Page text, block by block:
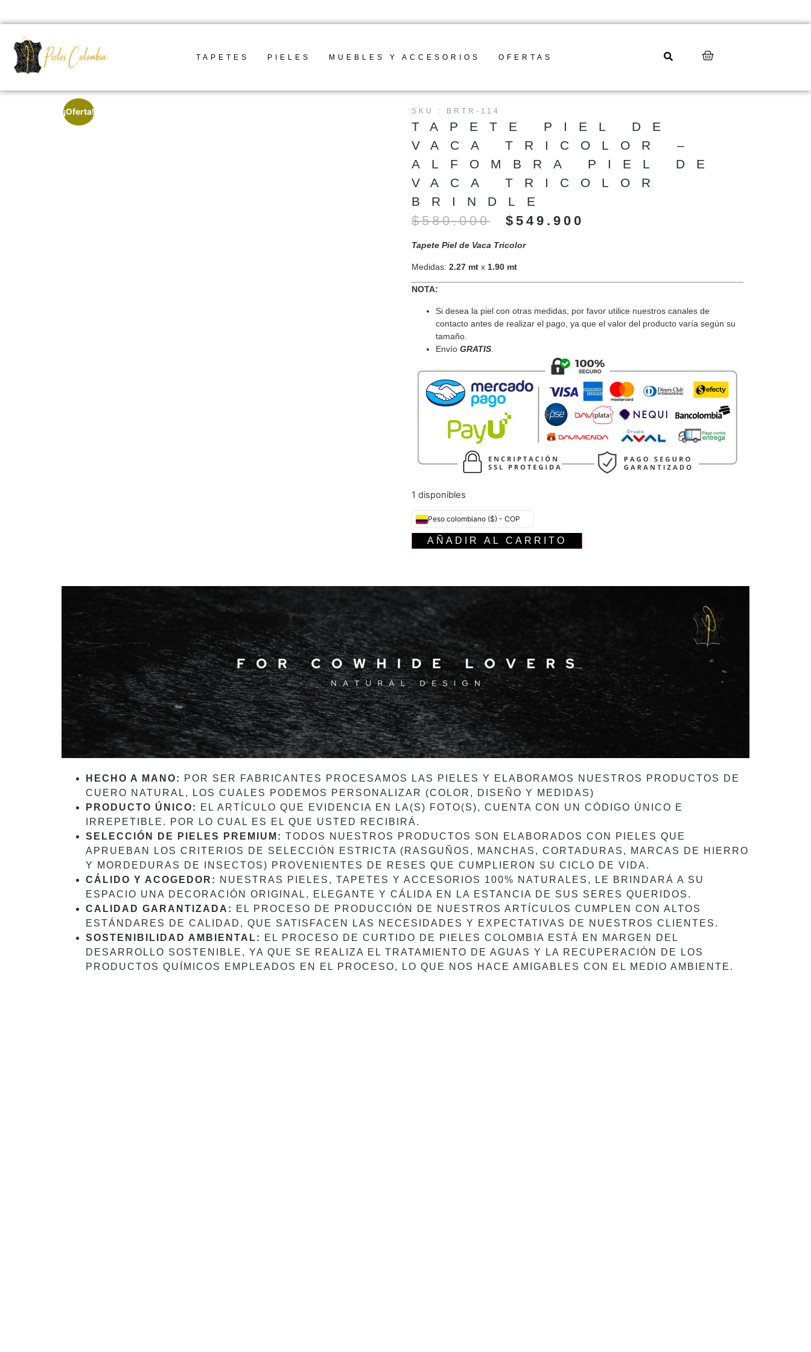
Natural →
aquí
Agendar
→Contacto
TAPETES PIELES MUEBLES Y ACCESORIOS OFERTAS
¡Oferta! SKU : BRTR-114
TAPETE PIEL DE
VACA TRICOLOR –
ALFOMBRA PIEL DE
VACA TRICOLOR
BRINDLE
$580.000 $ 549.900
Tapete Piel de Vaca Tricolor
Medidas: 2.27 mt x 1.90 mt
NOTA:
Si desea la piel con otras medidas, por favor utilice nuestros canales de
contacto antes de realizar el pago, ya que el valor del producto varía según su
tamaño.
Envío GRATIS
1 disponibles
Peso colombiano ($) - COP
AÑADIR AL CARRITO
HECHO A MANO:
POR SER FABRICANTES PROCESAMOS LAS PIELES Y ELABORAMOS NUESTROS PRODUCTOS DE
CUERO NATURAL, LOS CUALES PODEMOS PERSONALIZAR (COLOR, DISEÑO Y MEDIDAS)
PRODUCTO ÚNICO:
EL ARTÍCULO QUE EVIDENCIA EN LA(S) FOTO(S), CUENTA CON UN CÓDIGO ÚNICO E
IRREPETIBLE. POR LO CUAL ES EL QUE USTED RECIBIRÁ.
SELECCIÓN DE PIELES PREMIUM: TODOS NUESTROS PRODUCTOS SON ELABORADOS CON PIELES QUE
APRUEBAN LOS CRITERIOS DE SELECCIÓN ESTRICTA (RASGUÑOS, MANCHAS, CORTADURAS, MARCAS DE HIERRO
Y MORDEDURAS DE INSECTOS) PROVENIENTES DE RESES QUE CUMPLIERON SU CICLO DE VIDA.
CÁLIDO Y ACOGEDOR:
NUESTRAS PIELES, TAPETES Y ACCESORIOS 100% NATURALES, LE BRINDARÁ A SU
ESPACIO UNA DECORACIÓN ORIGINAL, ELEGANTE Y CÁLIDA EN LA ESTANCIA DE SUS SERES QUERIDOS.
CALIDAD GARANTIZADA:
EL PROCESO DE PRODUCCIÓN DE NUESTROS ARTÍCULOS CUMPLEN CON ALTOS
ESTÁNDARES DE CALIDAD, QUE SATISFACEN LAS NECESIDADES Y EXPECTATIVAS DE NUESTROS CLIENTES.
SOSTENIBILIDAD AMBIENTAL:
EL PROCESO DE CURTIDO DE PIELES COLOMBIA ESTÁ EN MARGEN DEL
DESARROLLO SOSTENIBLE, YA QUE SE REALIZA EL TRATAMIENTO DE AGUAS Y LA RECUPERACIÓN DE LOS
PRODUCTOS QUÍMICOS EMPLEADOS EN EL PROCESO, LO QUE NOS HACE AMIGABLES CON EL MEDIO AMBIENTE.